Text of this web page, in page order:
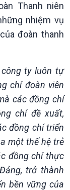
& Công nghệ
nghệ
với biến đổi
Thanh niên
nhiệm vụ
đoàn thanh
công ty luôn tự
chí đoàn viên
các đồng chí
chí đề xuất,
đồng chí triển
một thế hệ trẻ
đồng chí thực
trở thành
bền vững của